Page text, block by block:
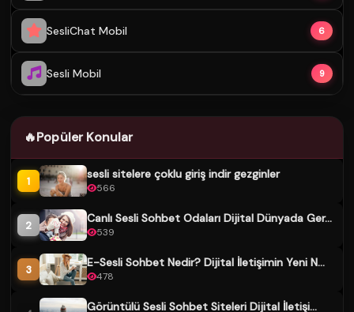
SesliChat Mobil 6
Sesli Mobil 9
🔥Popüler Konular
1 sesli sitelere çoklu giriş indir gezginler
566
2 Canlı Sesli Sohbet Odaları Dijital Dünyada Ger...
539
3 E-Sesli Sohbet Nedir? Dijital İletişimin Yeni N...
478
Görüntülü Sesli Sohbet Siteleri Dijital İletişi...